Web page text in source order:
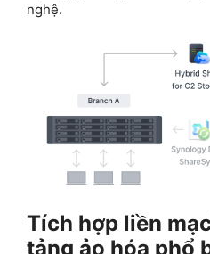
nghệ.
Tích hợp liền
tảng ảo hóa phổ